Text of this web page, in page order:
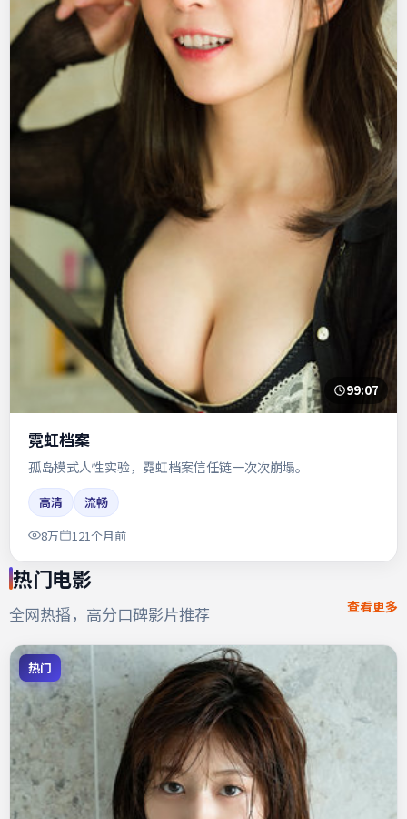
99:07
霓虹档案
孤岛模式人性实验，霓虹档案信任链一次次崩塌。
高清
流畅
8万
121个月前
热门电影
全网热播，高分口碑影片推荐 查看更多
热门